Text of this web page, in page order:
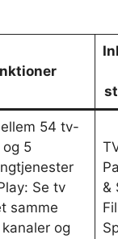
54 tv-
og 5
Se tv
samme
og
&